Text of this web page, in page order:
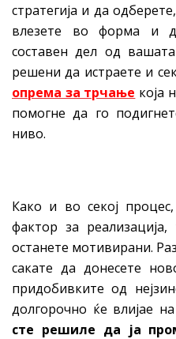
стратегија и да
влезете во форма и
составен дел од
решени да истраете и
опрема за трчање која
помогне да го
ниво.
Како и во секој процес,
фактор за
останете мотивирани.
сакате да донесете
придобивките од
долгорочно ќе влијае
сте решиле да ја